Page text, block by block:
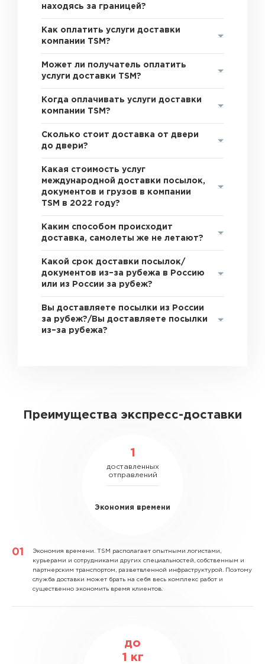
находясь за границей?
Как оплатить услуги доставки
компании TSM?
Может ли получатель оплатить
услуги доставки TSM?
Когда оплачивать услуги доставки
компании TSM?
Сколько стоит доставка от двери
до двери?
Какая стоимость услуг
международной доставки посылок,
документов и грузов в компании
TSM в 2022 году?
Каким способом происходит
доставка, самолеты же не летают?
Какой срок доставки посылок/
документов из–за рубежа в Россию
или из России за рубеж?
Вы доставляете посылки из России
за рубеж?/Вы доставляете посылки
из–за рубежа?
Преимущества экспресс-доставки
1
доставленных
отправлений
Экономия времени
Экономия времени. TSM располагает опытными логистами,
курьерами и сотрудниками других специальностей, собственным и
партнерским транспортом, разветвленной инфраструктурой. Поэтому
служба доставки может брать на себя весь комплекс работ и
существенно экономить время клиентов.
до
1
кг